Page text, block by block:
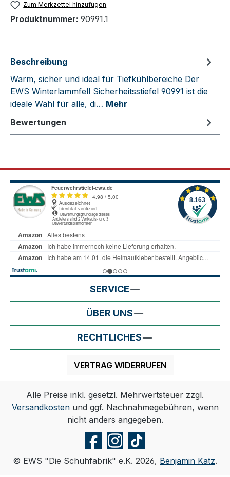
Zum Merkzettel hinzufügen
Produktnummer: 90991.1
Beschreibung
Warm, sicher und ideal für Tiefkühlbereiche Der
EWS Winterlammfell Sicherheitsstiefel 90991 ist die
ideale Wahl für alle, di… Mehr
Bewertungen
SERVICE
ÜBER UNS
RECHTLICHES
VERTRAG WIDERRUFEN
Alle Preise inkl. gesetzl. Mehrwertsteuer zzgl.
Versandkostenund ggf. Nachnahmegebühren, wenn
nicht anders angegeben.
© EWS "Die Schuhfabrik" e.K. 2026, Benjamin Katz.